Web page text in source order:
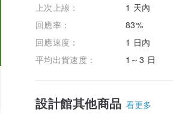
加入關注
上次上線：
1 天內
回應率：
83%
回應速度：
1 日內
平均出貨速度：
1～3 日
設計館其他商品 看更多